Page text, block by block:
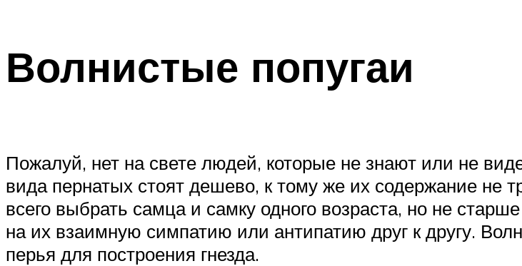
Волнистые попугаи
Пожалуй, нет на свете людей, которые не знают или не
вида пернатых стоят дешево, к тому же их содержание не
всего выбрать самца и самку одного возраста, но не
на их взаимную симпатию или антипатию друг к другу.
перья для построения гнезда.